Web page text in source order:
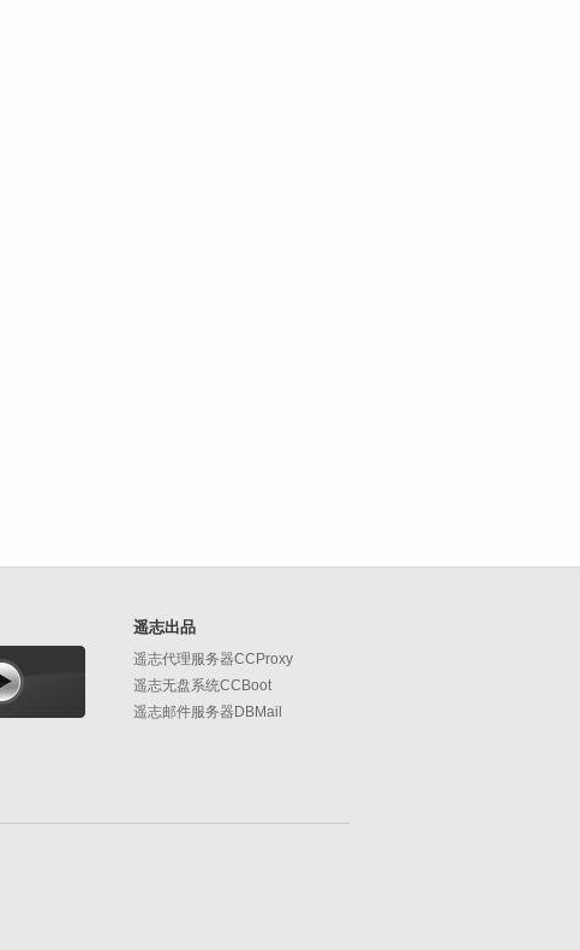
遥志出品
遥志代理服务器CCProxy
遥志无盘系统CCBoot
遥志邮件服务器DBMail